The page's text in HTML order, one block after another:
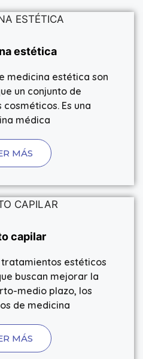
Info
estética
medicina estética son
un conjunto de
Es una
médica
MÁS
capilar
estéticos
buscan mejorar la
medio plazo, los
de medicina
MÁS